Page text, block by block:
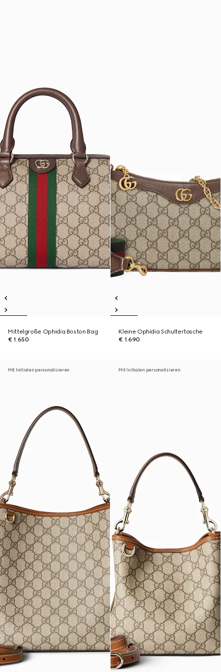
Mittelgroße Ophidia Boston Bag
€ 1.650
Kleine Ophidia Schultertasche
€ 1.690
Mit Initialen personalisieren Mit Initialen personalisieren